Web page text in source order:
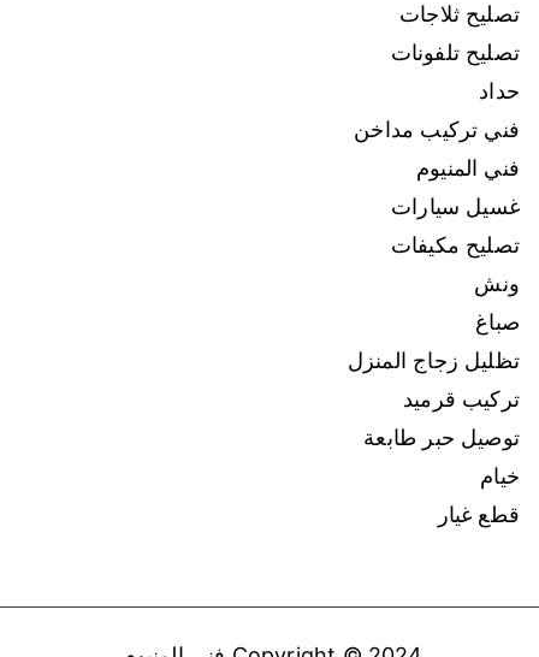
تصليح ثلاجات
تصليح تلفونات
حداد
فني تركيب مداخن
فني المنيوم
غسيل سيارات
تصليح مكيفات
ونش
صباغ
تظليل زجاج المنزل
تركيب قرميد
توصيل حبر طابعة
خيام
قطع غيار